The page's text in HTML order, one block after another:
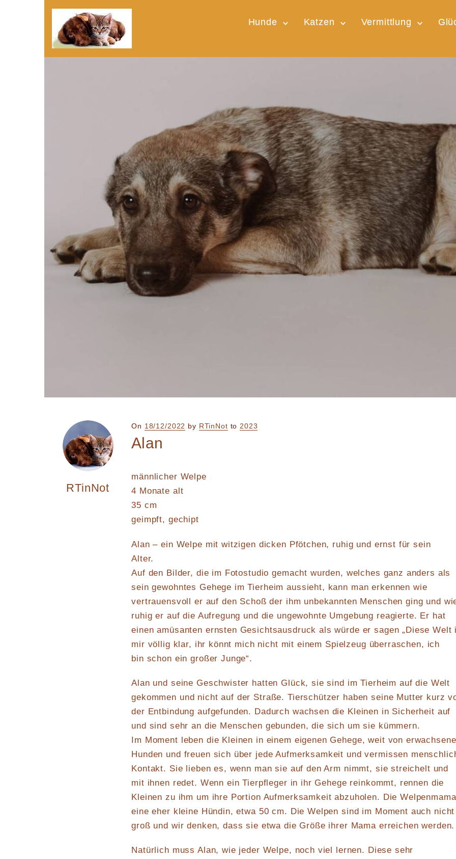
Hunde Katzen Vermittlung
RTinNot
On Posted
on
18/12/2022 by RTinNot to 2023
Alan
männlicher Welpe
4 Monate alt
35 cm
geimpft, gechipt
Alan – ein Welpe mit witzigen dicken Pfötchen, ruhig und ernst für sein
Alter.
Auf den Bilder, die im Fotostudio gemacht wurden, welches ganz anders als
sein gewohntes Gehege im Tierheim aussieht, kann man erkennen wie
vertrauensvoll er auf den Schoß der ihm unbekannten Menschen ging und
ruhig er auf die Aufregung und die ungewohnte Umgebung reagierte. Er hat
einen amüsanten ernsten Gesichtsausdruck als würde er sagen „Diese Welt
mir völlig klar, ihr könnt mich nicht mit einem Spielzeug überraschen, ich
bin schon ein großer Junge“.
Alan und seine Geschwister hatten Glück, sie sind im Tierheim auf die Welt
gekommen und nicht auf der Straße. Tierschützer haben seine Mutter kurz
der Entbindung aufgefunden. Dadurch wachsen die Kleinen in Sicherheit auf
und sind sehr an die Menschen gebunden, die sich um sie kümmern.
Im Moment leben die Kleinen in einem eigenen Gehege, weit von
Hunden und freuen sich über jede Aufmerksamkeit und vermissen
Kontakt. Sie lieben es, wenn man sie auf den Arm nimmt, sie streichelt und
mit ihnen redet. Wenn ein Tierpfleger in ihr Gehege reinkommt, rennen die
Kleinen zu ihm um ihre Portion Aufmerksamkeit abzuholen. Die
eine eher kleine Hündin, etwa 50 cm. Die Welpen sind im Moment auch nicht
groß und wir denken, dass sie etwa die Größe ihrer Mama erreichen werden.
Natürlich muss Alan, wie jeder Welpe, noch viel lernen. Diese sehr